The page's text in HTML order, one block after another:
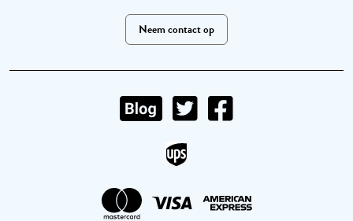
Neem contact op